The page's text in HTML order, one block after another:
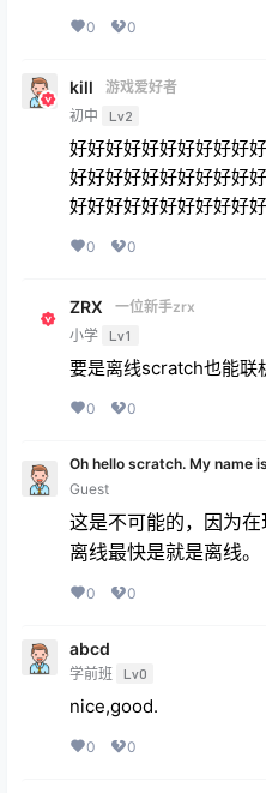
0 0
kill
游戏爱好者
初中
Lv2
好好好好好好好好好好
好好好好好好好好好好
好好好好好好好好好好
0 0
ZRX
一位新手zrx
小学 Lv1
要是离线scratch也能联
0 0
Oh hello scratch. My name
Guest
这是不可能的，因为
离线最快是就是离线。
0 0
abcd
学前班 Lv0
nice,good.
0 0